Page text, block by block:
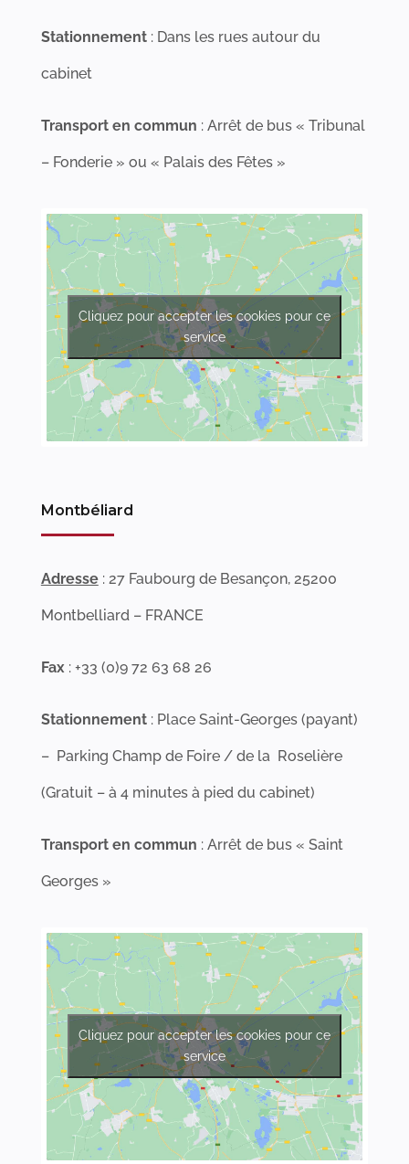
Stationnement: Dans les rues autour du
cabinet
Transport en commun : Arrêt de bus « Tribunal
– Fonderie » ou « Palais des Fêtes »
Cliquez pour accepter les cookies pour ce
service
Montbéliard
Adresse: 27 Faubourg de Besançon, 25200
Montbelliard – FRANCE
Fax : +33 (0)9 72 63 68 26
Stationnement: Place Saint-Georges (payant)
– Parking Champ de Foire / de la Roselière
(Gratuit – à 4 minutes à pied du cabinet)
Transport en commun : Arrêt de bus « Saint
Georges »
Cliquez pour accepter les cookies pour ce
service